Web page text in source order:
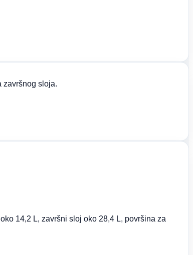
završnog sloja.
14,2 L, završni sloj oko 28,4 L, površina za